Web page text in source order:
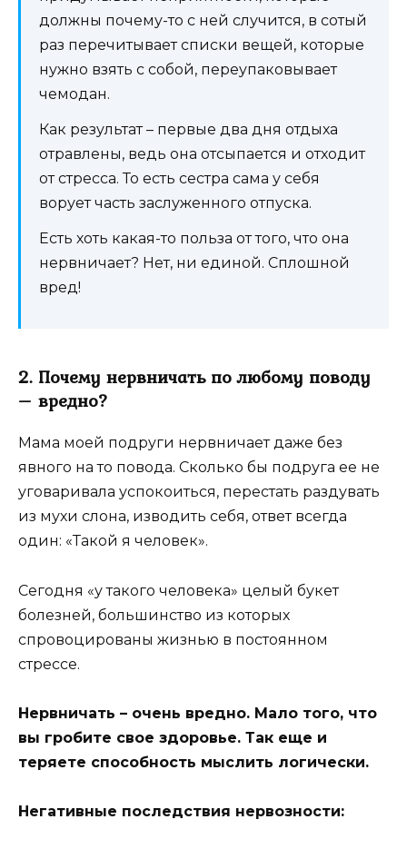
должны почему-то с ней случится, в сотый
раз перечитывает списки вещей, которые
нужно взять с собой, переупаковывает
чемодан.
Как результат – первые два дня отдыха
отравлены, ведь она отсыпается и отходит
от стресса. То есть сестра сама у себя
ворует часть заслуженного отпуска.
Есть хоть какая-то польза от того, что она
нервничает? Нет, ни единой. Сплошной
вред!
2. Почему нервничать по любому поводу
– вредно?
Мама моей подруги нервничает даже без
явного на то повода. Сколько бы подруга ее не
уговаривала успокоиться, перестать раздувать
из мухи слона, изводить себя, ответ всегда
один: «Такой я человек».
Сегодня «у такого человека» целый букет
болезней, большинство из которых
спровоцированы жизнью в постоянном
стрессе.
Нервничать – очень вредно. Мало того, что
вы гробите свое здоровье. Так еще и
теряете способность мыслить логически.
Негативные последствия нервозности: